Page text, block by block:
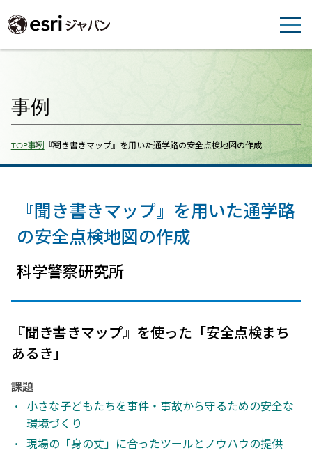
事例
Breadcrumbs
TOP事例 『聞き書きマップ』を用いた通学路の安全点検地図の作成
『聞き書きマップ』を用いた通学路
の安全点検地図の作成
科学警察研究所
『聞き書きマップ』を使った「安全点検まち
あるき」
課題
小さな子どもたちを事件・事故から守るための安全な
環境づくり
現場の「身の丈」に合ったツールとノウハウの提供